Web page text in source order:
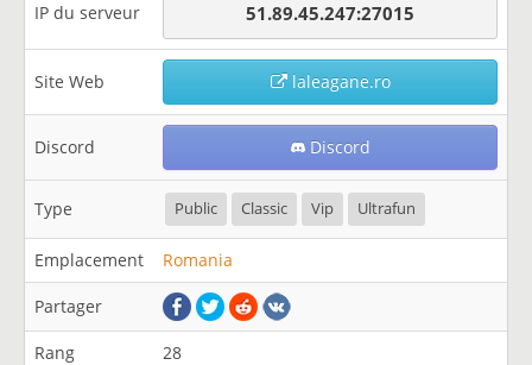
IP du serveur 51.89.45.247:27015
Site Web laleagane.ro
Discord Discord
Type Public Classic Vip Ultrafun
Emplacement Romania
Partager
Rang
28